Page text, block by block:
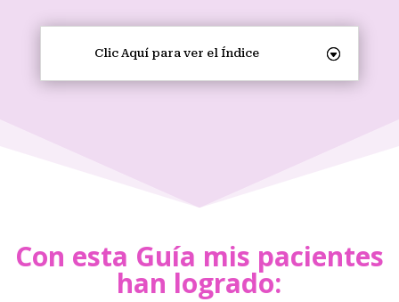
Clic Aquí para ver el Índice
Con esta Guía mis pacientes
han logrado: